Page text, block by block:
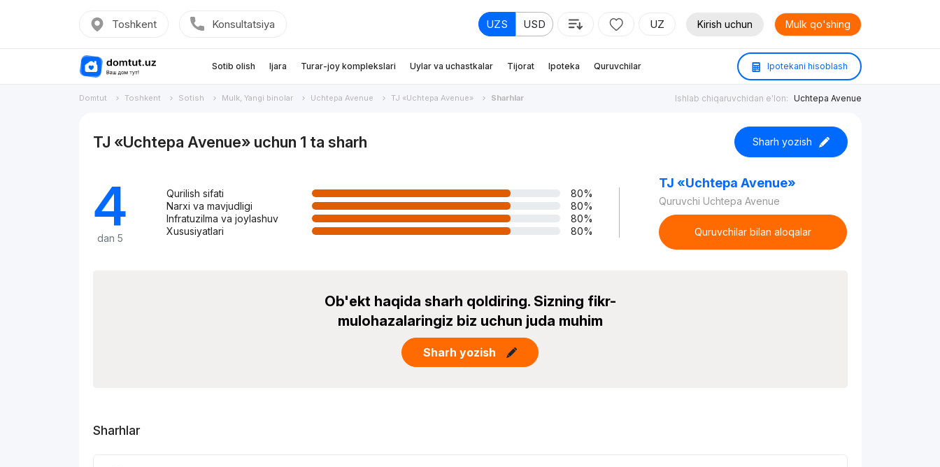
Toshkent Konsultatsiya UZS USD UZ Kirish uchun Mulk qo'shing
Sotib olish Ijara Turar-joy komplekslari Uylar va uchastkalar Tijorat Ipoteka Quruvchilar Ipotekani hisoblash
Domtut Toshkent Sotish Mulk, Yangi binolar Uchtepa Avenue TJ «Uchtepa Avenue» Sharhlar Ishlab chiqaruvchidan e'lon: Uchtepa Avenue
TJ «Uchtepa Avenue» uchun 1 ta sharh Sharh yozish
4
dan 5
Qurilish sifati
80%
Narxi va mavjudligi
80%
Infratuzilma va joylashuv
80%
Xususiyatlari
80%
TJ «Uchtepa Avenue»
Quruvchi Uchtepa Avenue
Quruvchilar bilan aloqalar
Ob'ekt haqida sharh qoldiring. Sizning fikr-
mulohazalaringiz biz uchun juda muhim
Sharh yozish
Sharhlar